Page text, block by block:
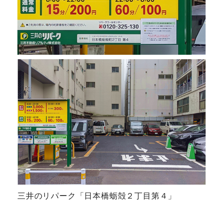
三井のリパーク「日本橋蛎殻２丁目第４」